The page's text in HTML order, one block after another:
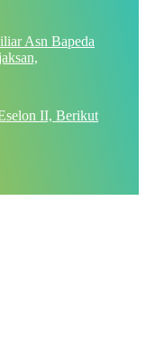
Asn Bapeda
II, Berikut